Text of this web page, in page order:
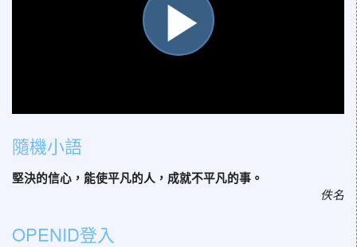
播
放
隨機小語
堅決的信心，能使平凡的人，成就不平凡的事。
佚名
OPENID登入